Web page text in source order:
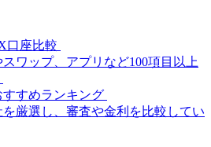
口座比較
ワップ、アプリなど100項目以上
すすめランキング
厳選し、審査や金利を比較してい